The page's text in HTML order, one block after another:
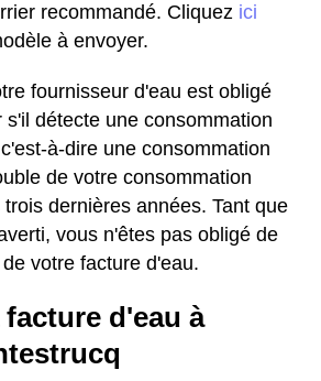
recommandé. Cliquez ici
à envoyer.
fournisseur d'eau est obligé
s'il détecte une consommation
à-dire une consommation
de votre consommation
dernières années. Tant que
vous n'êtes pas obligé de
votre facture d'eau.
d'eau à